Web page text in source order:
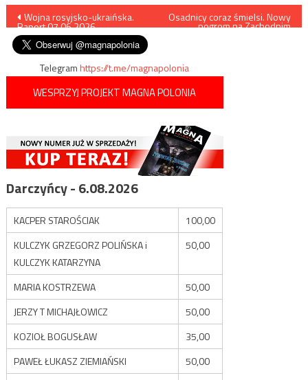
Nawigacja
wpisu
Wojna rosyjsko-ukraińska.
Raport 07.06.2026
Osadnicy coraz śmielsi. Nowy
pogrom na Zachodnim
Telegramhttps://t.me/magnapolonia
WESPRZYJ PROJEKT MAGNA POLONIA
Darczyńcy - 6.08.2026
KACPER STAROŚCIAK
100,00
KULCZYK GRZEGORZ POLIŃSKA i
KULCZYK KATARZYNA
50,00
MARIA KOSTRZEWA
50,00
JERZY T MICHAJŁOWICZ
50,00
KOZIOŁ BOGUSŁAW
35,00
PAWEŁ ŁUKASZ ZIEMIAŃSKI
50,00